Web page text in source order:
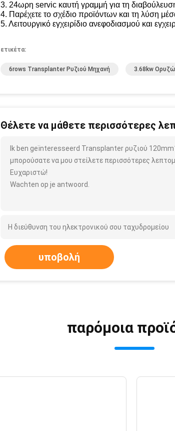
3. 24ωρη servic καυτή γραμμή για τη
4. Παρέχετε το σχέδιο προϊόντων και τη λύση
5. Λειτουργικό εγχειρίδιο ανεφοδιασμού και
ετικέτα:
6rows Transplanter Ρυζιού Μηχανή 3.68kw
Θέλετε να μάθετε περισσότερες
Ik ben geïnteresseerd Transplanter ρυζιού
μπορούσατε να μου στείλετε περισσότερες
Ευχαριστώ!
Wachten op je antwoord.
υποβολή
παρόμοια